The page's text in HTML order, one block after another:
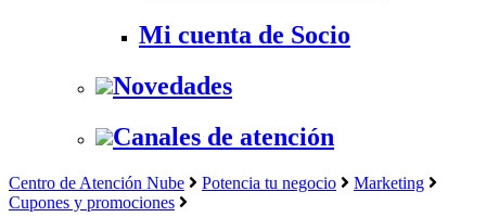
Mi cuenta de Socio
Novedades
Canales de atención
Centro de Atención Nube Potencia tu negocio
Marketing
Cupones y promociones